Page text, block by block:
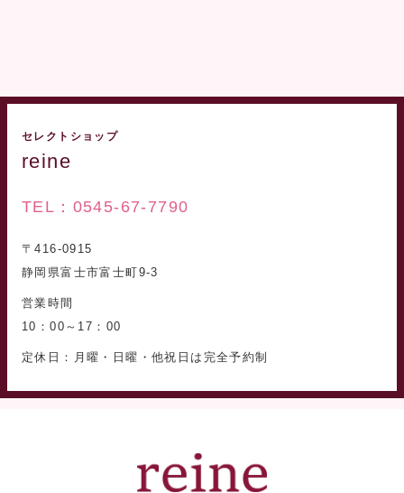
セレクトショップ
reine
TEL：0545-67-7790
〒416-0915
静岡県富士市富士町9-3
営業時間
10：00～17：00
定休日：月曜・日曜・他祝日は完全予約制